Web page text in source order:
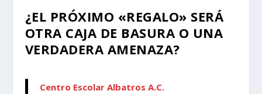
¿EL PRÓXIMO «REGALO» SERÁ
OTRA CAJA DE BASURA O UNA
VERDADERA AMENAZA?
Centro Escolar Albatros A.C.